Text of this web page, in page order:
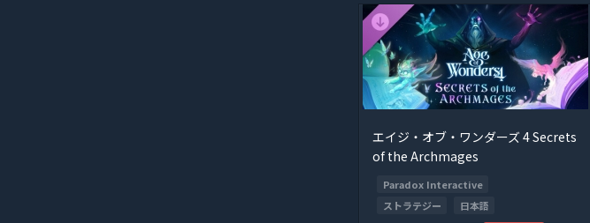
エイジ・オブ・ワンダーズ 4 Secrets
of the Archmages
Paradox Interactive
ストラテジー
日本語